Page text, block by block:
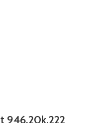
946.20k.222